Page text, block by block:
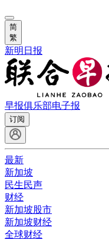
简
繁
新明日报
早报俱乐部电子报
订阅
最新
新加坡
民生民声
财经
新加坡股市
新加坡财经
全球财经